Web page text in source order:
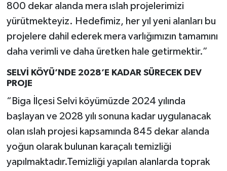
800 dekar alanda mera ıslah projelerimizi
yürütmekteyiz. Hedefimiz, her yıl yeni alanları bu
projelere dahil ederek mera varlığımızın tamamını
daha verimli ve daha üretken hale getirmektir.”
SELVİ KÖYÜ’NDE 2028’E KADAR SÜRECEK DEV
PROJE
“Biga İlçesi Selvi köyümüzde 2024 yılında
başlayan ve 2028 yılı sonuna kadar uygulanacak
olan ıslah projesi kapsamında 845 dekar alanda
yoğun olarak bulunan karaçalı temizliği
yapılmaktadır.Temizliği yapılan alanlarda toprak